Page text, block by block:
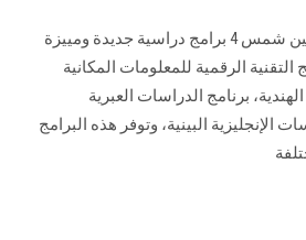
تقدم كلية الآداب بجامعة عين شمس 4 برامج دراسية جديدة ومييزة
الرقمية للمعلومات المكانية
برنامج الدراسات العبرية
الإنجليزية البينية، وتوفر هذه البرامج